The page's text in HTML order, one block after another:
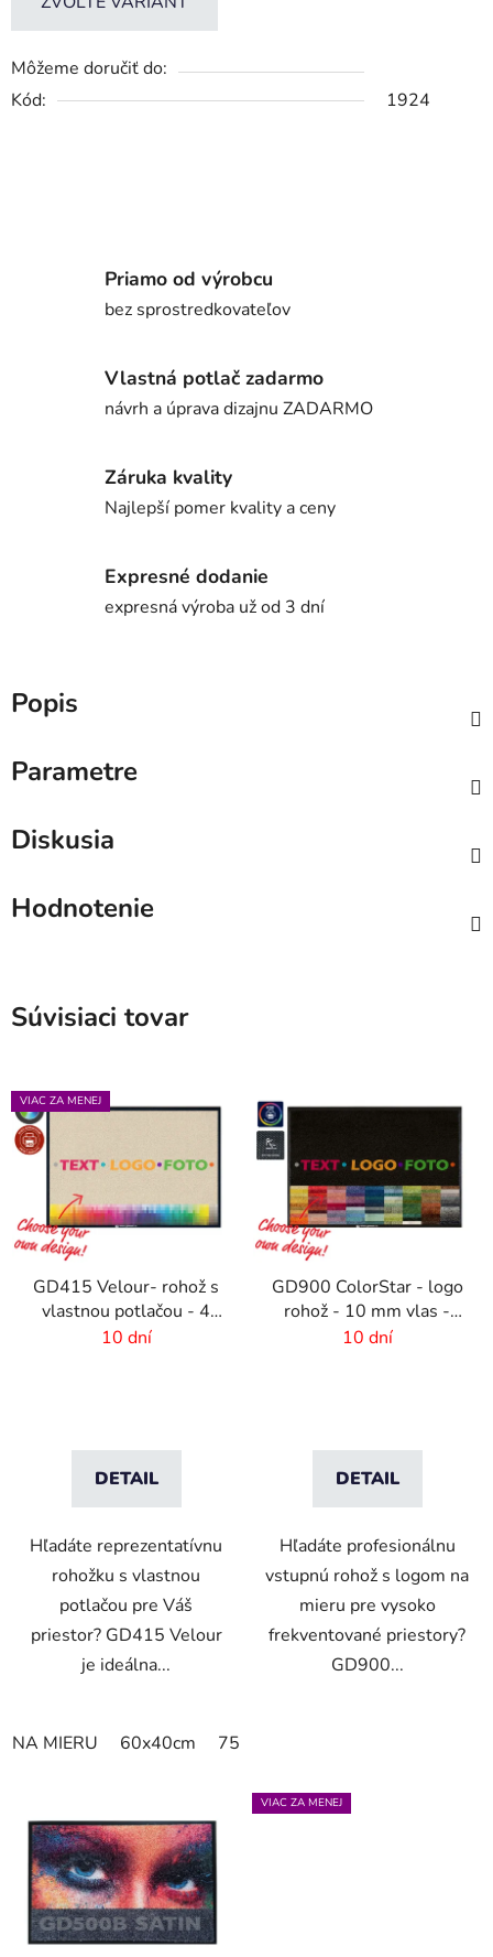
Môžeme doručiť do:
Kód:
1924
Priamo od výrobcu
bez sprostredkovateľov
Vlastná potlač zadarmo
návrh a úprava dizajnu ZADARMO
Záruka kvality
Najlepší pomer kvality a ceny
Expresné dodanie
expresná výroba už od 3 dní
Popis
Parametre
Diskusia
Hodnotenie
Súvisiaci tovar
VIAC ZA MENEJ
GD415 Velour- rohož s
vlastnou potlačou - 4
mm vlas
10 dní
DETAIL
Hľadáte reprezentatívnu
rohožku s vlastnou
potlačou pre Váš
priestor? GD415 Velour
je ideálna...
NA MIERU 60x40cm 75x50cm
GD900 ColorStar - logo
rohož - 10 mm vlas -
rozmer na mieru
10 dní
DETAIL
Hľadáte profesionálnu
vstupnú rohož s logom na
mieru pre vysoko
frekventované priestory?
GD900...
VIAC ZA MENEJ